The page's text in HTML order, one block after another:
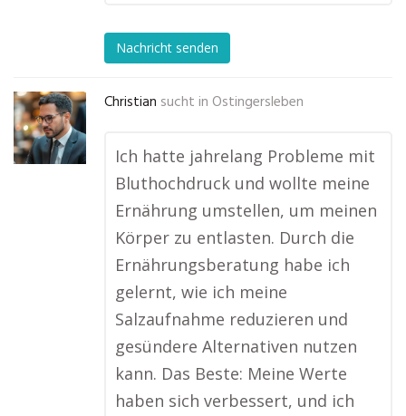
Nachricht senden
Christian sucht in Ostingersleben
Ich hatte jahrelang Probleme mit
Bluthochdruck und wollte meine
Ernährung umstellen, um meinen
Körper zu entlasten. Durch die
Ernährungsberatung habe ich
gelernt, wie ich meine
Salzaufnahme reduzieren und
gesündere Alternativen nutzen
kann. Das Beste: Meine Werte
haben sich verbessert, und ich